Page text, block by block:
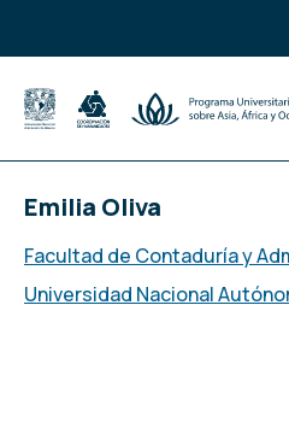
Emilia Oliva
Facultad de Contaduría y
Universidad Nacional